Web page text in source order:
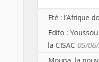
Eté : l’Afrique
Edito :
la CISAC 05/